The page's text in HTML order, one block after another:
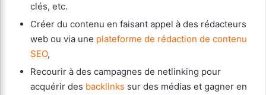
clés, etc.
Créer du contenu en faisant appel à des rédacteurs
web ou via une plateforme de rédaction de contenu
SEO,
Recourir à des campagnes de netlinking pour
acquérir des backlinks sur des médias et gagner en